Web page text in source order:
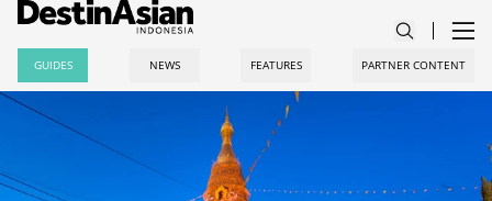
GUIDES NEWS FEATURES PARTNER CONTENT